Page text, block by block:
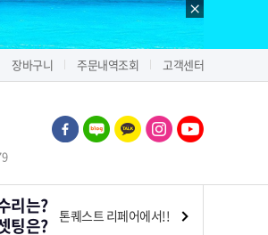
장바구니 주문내역조회 고객센터
리는?
팅은?
톤퀘스트 리페어에서!!